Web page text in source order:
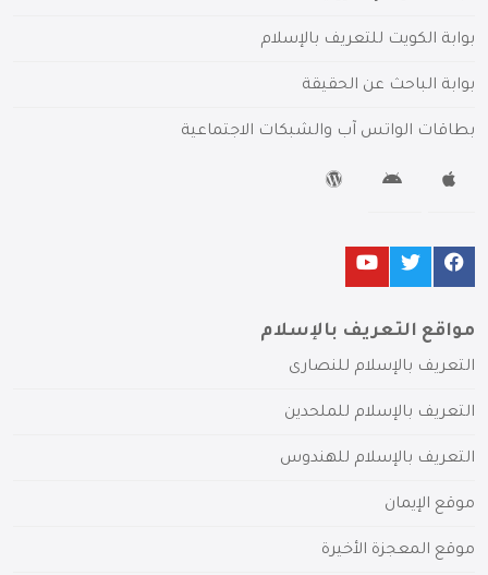
بوابة الكويت للتعريف بالإسلام
بوابة الباحث عن الحقيقة
بطاقات الواتس آب والشبكات الاجتماعية
مواقع التعريف بالإسلام
التعريف بالإسلام للنصارى
التعريف بالإسلام للملحدين
التعريف بالإسلام للهندوس
موقع الإيمان
موقع المعجزة الأخيرة